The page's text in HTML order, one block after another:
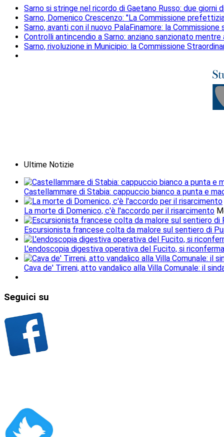
Sarno si stringe nel ricordo di Gaetano Russo: due giorni
Sarno, Domenico Crescenzo: "La Commissione
Sarno, avanti con il nuovo PalaFinamore: la
Controlli antincendio a Sarno: anziano sanzionato
Sarno, rivoluzione in Municipio: la Commissione
Ultime Notizie
Castellammare di Stabia: cappuccio bianco a punta e
La morte di Domenico, c'è l'accordo per il risarcimento
Escursionista francese colta da malore sul sentiero di
L'endoscopia digestiva operativa del Fucito, si
Cava de' Tirreni, atto vandalico alla Villa Comunale: il
Seguici su